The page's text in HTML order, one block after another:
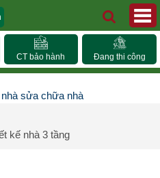
CT bảo hành Đang thi công
kế nhà 3 tầng